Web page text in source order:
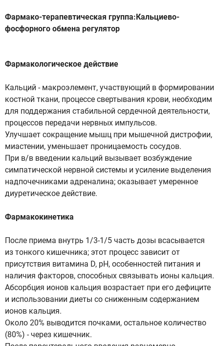
Фармако-терапевтическая группа:Кальциево-
фосфорного обмена регулятор
Фармакологическое действие
Кальций - макроэлемент, участвующий в формировании
костной ткани, процессе свертывания крови, необходим
для поддержания стабильной сердечной деятельности,
процессов передачи нервных импульсов.
Улучшает сокращение мышц при мышечной дистрофии,
миастении, уменьшает проницаемость сосудов.
При в/в введении кальций вызывает возбуждение
симпатической нервной системы и усиление выделения
надпочечниками адреналина; оказывает умеренное
диуретическое действие.
Фармакокинетика
После приема внутрь 1/3-1/5 часть дозы всасывается
из тонкого кишечника; этот процесс зависит от
присутствия витамина D, pH, особенностей питания и
наличия факторов, способных связывать ионы кальция.
Абсорбция ионов кальция возрастает при его дефиците
и использовании диеты со сниженным содержанием
ионов кальция.
Около 20% выводится почками, остальное количество
(80%) - через кишечник.